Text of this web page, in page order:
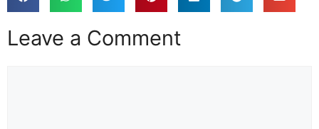
Leave a Comment